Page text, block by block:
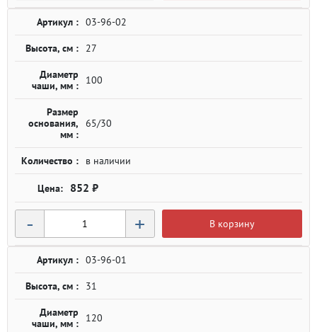
Артикул : 03-96-02
Высота, см : 27
Диаметр
чаши, мм :
100
Размер
основания,
мм :
65/30
Количество : в наличии
852 ₽
- + В корзину
Артикул : 03-96-01
Высота, см : 31
Диаметр
чаши, мм :
120